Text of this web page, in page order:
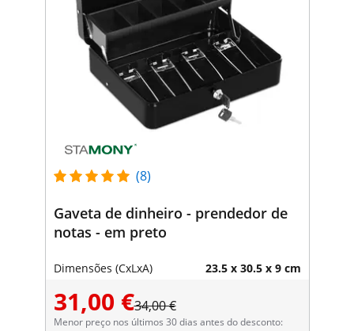
(8)
Gaveta de dinheiro - prendedor de
notas - em preto
Dimensões (CxLxA) 23.5 x 30.5 x 9 cm
31,00 €34,00 €
Menor preço nos últimos 30 dias antes do desconto: